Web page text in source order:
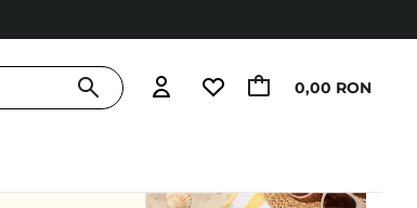
0,00 RON